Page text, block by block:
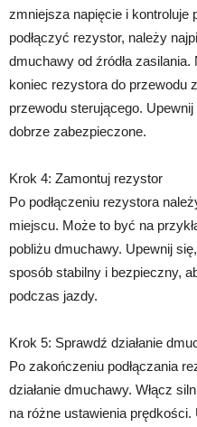
zmniejsza napięcie i kontroluje
podłączyć rezystor, należy
dmuchawy od źródła
koniec rezystora do przewodu
przewodu sterującego.
dobrze zabezpieczone.
Krok 4: Zamontuj rezystor
Po podłączeniu rezystora
miejscu. Może to być na
pobliżu dmuchawy. Upewnij
sposób stabilny i bezpieczny,
podczas jazdy.
Krok 5: Sprawdź działanie
Po zakończeniu podłączania
działanie dmuchawy. Włącz
na różne ustawienia prędkości.